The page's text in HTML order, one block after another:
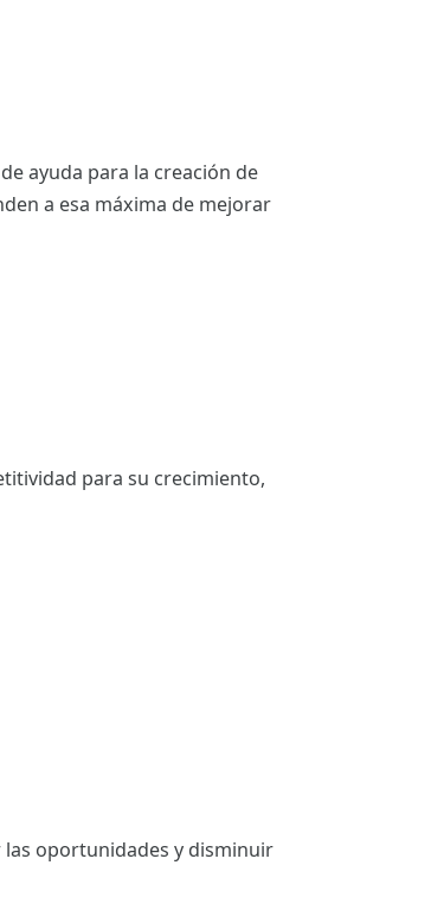
ayuda para la creación de
a esa máxima de mejorar
para su crecimiento,
las oportunidades y disminuir